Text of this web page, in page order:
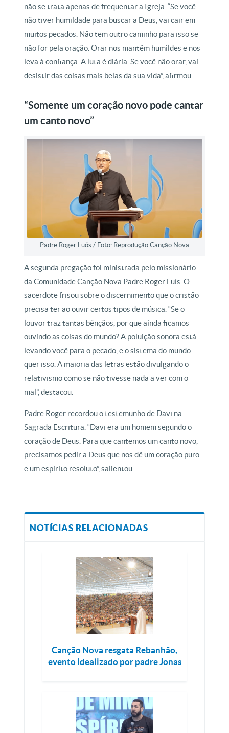
não se trata apenas de frequentar a Igreja. “Se você
não tiver humildade para buscar a Deus, vai cair em
muitos pecados. Não tem outro caminho para isso se
não for pela oração. Orar nos mantêm humildes e nos
leva à confiança. A luta é diária. Se você não orar, vai
desistir das coisas mais belas da sua vida”, afirmou.
“Somente um coração novo pode cantar
um canto novo”
Padre Roger Luós / Foto: Reprodução Canção Nova
A segunda pregação foi ministrada pelo missionário
da Comunidade Canção Nova Padre Roger Luís. O
sacerdote frisou sobre o discernimento que o cristão
precisa ter ao ouvir certos tipos de música. “Se o
louvor traz tantas bênçãos, por que ainda ficamos
ouvindo as coisas do mundo? A poluição sonora está
levando você para o pecado, e o sistema do mundo
quer isso. A maioria das letras estão divulgando o
relativismo como se não tivesse nada a ver com o
mal”, destacou.
Padre Roger recordou o testemunho de Davi na
Sagrada Escritura. “Davi era um homem segundo o
coração de Deus. Para que cantemos um canto novo,
precisamos pedir a Deus que nos dê um coração puro
e um espírito resoluto”, salientou.
NOTÍCIAS RELACIONADAS
Canção Nova resgata Rebanhão,
evento idealizado por padre Jonas